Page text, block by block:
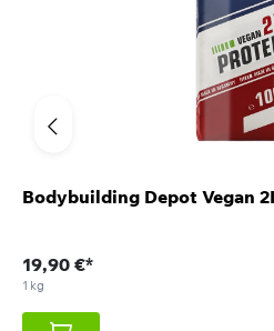
Bodybuilding Depot Vegan
19,90 €*
1 kg